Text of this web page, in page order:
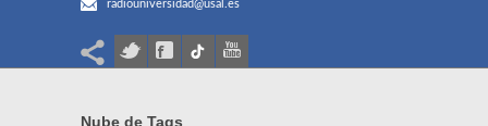
radiouniversidad@usal.es
Nube de Tags